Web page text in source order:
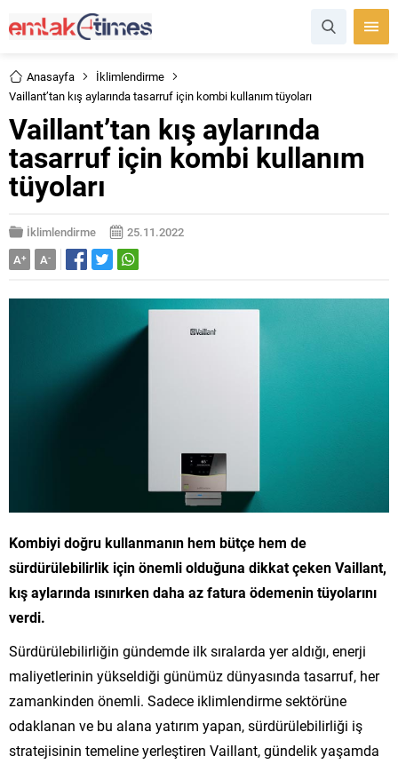
Anasayfa
İklimlendirme
Vaillant’tan kış aylarında tasarruf için kombi kullanım tüyoları
Vaillant’tan kış aylarında
tasarruf için kombi kullanım
tüyoları
İklimlendirme
25.11.2022
A+ A-
Kombiyi doğru kullanmanın hem bütçe hem de
sürdürülebilirlik için önemli olduğuna dikkat çeken Vaillant,
kış aylarında ısınırken daha az fatura ödemenin tüyolarını
verdi.
Sürdürülebilirliğin gündemde ilk sıralarda yer aldığı, enerji
maliyetlerinin yükseldiği günümüz dünyasında tasarruf, her
zamankinden önemli. Sadece iklimlendirme sektörüne
odaklanan ve bu alana yatırım yapan, sürdürülebilirliği iş
stratejisinin temeline yerleştiren Vaillant, gündelik yaşamda